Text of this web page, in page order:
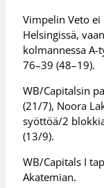
Vimpelin Veto
Helsingissä,
kolmannessa
76–39 (48–19).
WB/Capitalsin
(21/7), Noora
syöttöä/2
(13/9).
WB/Capitals I
Akatemian.